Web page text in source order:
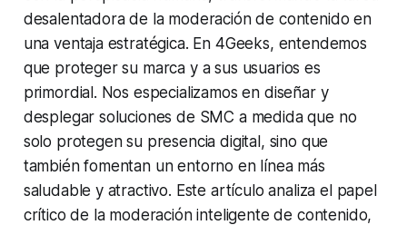
desalentadora de la moderación de contenido en
una ventaja estratégica. En 4Geeks, entendemos
que proteger su marca y a sus usuarios es
primordial. Nos especializamos en diseñar y
desplegar soluciones de SMC a medida que no
solo protegen su presencia digital, sino que
también fomentan un entorno en línea más
saludable y atractivo. Este artículo analiza el papel
crítico de la moderación inteligente de contenido,